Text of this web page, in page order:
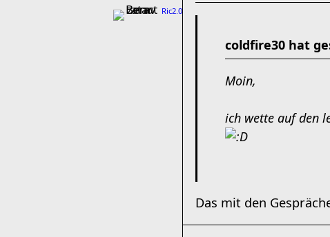
Ric2.0
coldfire30 hat
Moin,
ich wette auf den
Das mit den